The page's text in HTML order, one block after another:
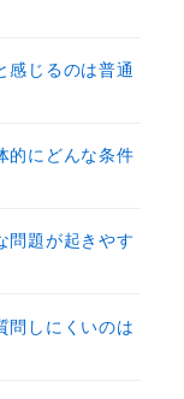
感じるのは普通
的にどんな条件
問題が起きやす
問しにくいのは